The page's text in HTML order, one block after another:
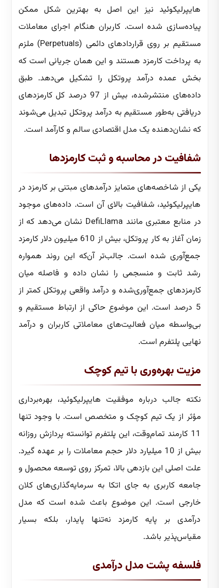
هایپرلیکوئید نیز این اصل به بهترین شکل ممکن
پیاده‌سازی شده است. کاربران هنگام اجرای معاملات
مستقیم بر روی قراردادهای دائمی (Perpetuals) ملزم
به پرداخت کارمزد هستند و این همان جریانی است که
بخش عمده درآمد پروتکل را تشکیل می‌دهد. طبق
داده‌های منتشرشده، بیش از 97 درصد کل کارمزدهای
دریافتی به‌طور مستقیم به درآمد پروتکل تبدیل می‌شوند
که نشان‌دهنده یک مدل اقتصادی سالم و کارآمد است.
شفافیت در محاسبه و ثبت کارمزدها
یکی از شاخصه‌های متمایز درآمدهای مبتنی بر کارمزد در
هایپرلیکوئید، شفافیت بالای آن است. داده‌های موجود
در منابع معتبری مانند DefiLlama نشان می‌دهد که از
زمان آغاز به کار پروتکل، بیش از 610 میلیون دلار کارمزد
جمع‌آوری شده است. جالب‌تر آن‌که این روند همواره
رشد ثابت و منسجمی را نشان داده و فاصله میان
کارمزدهای جمع‌آوری‌شده و درآمد واقعی پروتکل کمتر از
5 درصد است. این موضوع حاکی از ارتباط مستقیم و
بی‌واسطه میان فعالیت‌های معاملاتی کاربران و درآمد
نهایی پلتفرم است.
مزیت بهره‌وری با تیم کوچک
نکته جالب درباره موفقیت هایپرلیکوئید، بهره‌برداری
مؤثر از یک تیم کوچک و متخصص است. با وجود تنها
11 کارمند تمام‌وقت، این پلتفرم توانسته پردازش روزانه
بیش از 10 میلیارد دلار حجم معاملات را بر عهده گیرد.
علت اصلی این بازدهی بالا، تمرکز روی توسعه محصول و
جامعه کاربری به جای اتکا به سرمایه‌گذاری‌های کلان
خارجی است. این موضوع باعث شده است که مدل
درآمدی بر پایه کارمزد نه‌تنها پایدار، بلکه بسیار
مقیاس‌پذیر باشد.
فلسفه پشت مدل درآمدی